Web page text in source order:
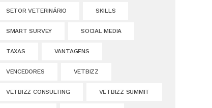
SETOR VETERINÁRIO SKILLS
SMART SURVEY SOCIAL MEDIA
TAXAS VANTAGENS
VENCEDORES VETBIZZ
VETBIZZ CONSULTING VETBIZZ SUMMIT